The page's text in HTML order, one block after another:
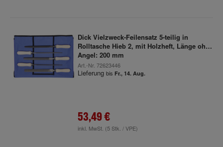
Dick Vielzweck-Feilensatz 5-teilig in
Rolltasche Hieb 2, mit Holzheft, Länge ohne
Angel: 200 mm
Art.-Nr. 72623446
Lieferung bis Fr., 14. Aug.
53,49 €
inkl. MwSt. (5 Stk. / VPE)